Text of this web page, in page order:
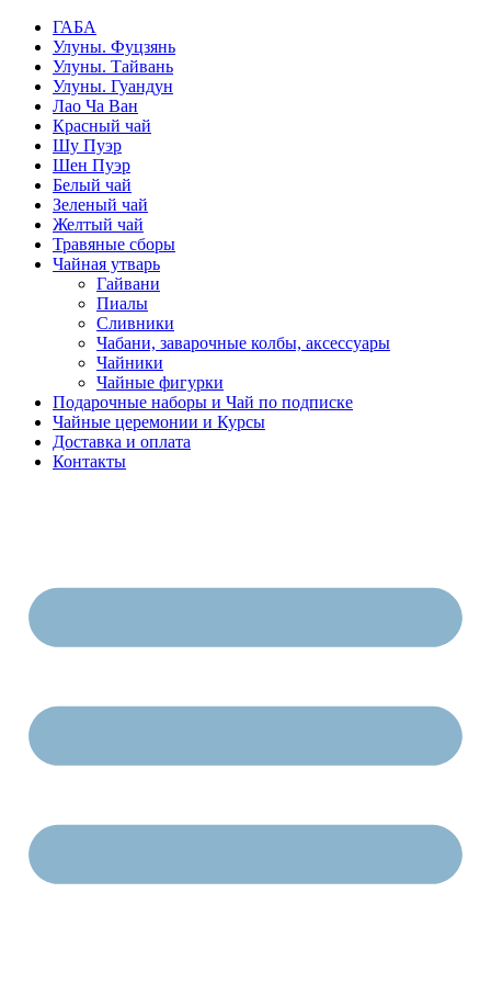
ГАБА
Улуны. Фуцзянь
Улуны. Тайвань
Улуны. Гуандун
Лао Ча Ван
Красный чай
Шу Пуэр
Шен Пуэр
Белый чай
Зеленый чай
Желтый чай
Травяные сборы
Чайная утварь
Гайвани
Пиалы
Сливники
Чабани, заварочные колбы, аксессуары
Чайники
Чайные фигурки
Подарочные наборы и Чай по подписке
Чайные церемонии и Курсы
Доставка и оплата
Контакты